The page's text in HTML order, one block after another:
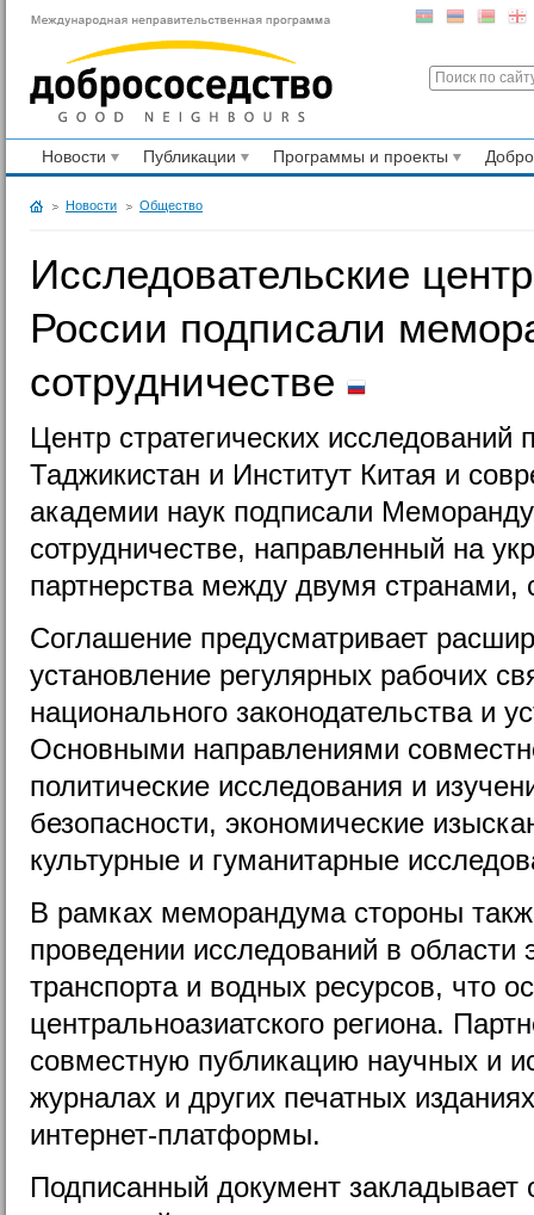
Новости Публикации Программы и проекты
Новости Общество
Исследовательские
России подписали
сотрудничестве
Центр стратегических
Таджикистан и Институт Китая и
академии наук подписали
сотрудничестве, направленный на
партнерства между двумя
Соглашение предусматривает
установление регулярных рабочих
национального законодательства и
Основными направлениями
политические исследования и
безопасности, экономические
культурные и гуманитарные
В рамках меморандума стороны
проведении исследований в области
транспорта и водных ресурсов, что
центральноазиатского региона.
совместную публикацию научных и
журналах и других печатных
интернет-платформы.
Подписанный документ закладывает